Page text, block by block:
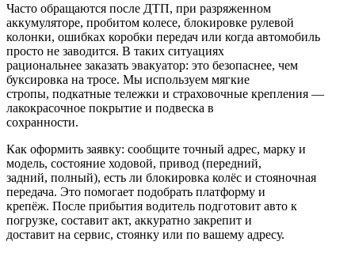
Часто обращаются после ДТП, при разряженном
аккумуляторе, пробитом колесе, блокировке рулевой
колонки, ошибках коробки передач или когда автомобиль
просто не заводится. В таких ситуациях
рациональнее заказать эвакуатор: это безопаснее, чем
буксировка на тросе. Мы используем мягкие
стропы, подкатные тележки и страховочные крепления —
лакокрасочное покрытие и подвеска в
сохранности.
Как оформить заявку: сообщите точный адрес, марку и
модель, состояние ходовой, привод (передний,
задний, полный), есть ли блокировка колёс и стояночная
передача. Это помогает подобрать платформу и
крепёж. После прибытия водитель подготовит авто к
погрузке, составит акт, аккуратно закрепит и
доставит на сервис, стоянку или по вашему адресу.